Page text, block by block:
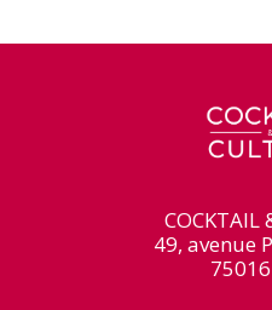
COCKTAIL
49, avenue
75016